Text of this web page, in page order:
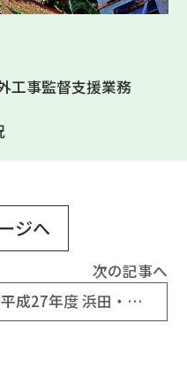
工事監督支援業務
ジへ
次の記事へ
平成27年度 浜田・三隅道路外工事監督支援業務